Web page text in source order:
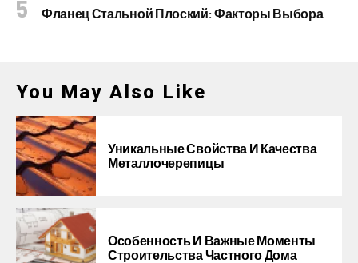
Фланец Стальной Плоский: Факторы Выбора
You May Also Like
Уникальные Свойства И Качества
Металлочерепицы
Особенность И Важные Моменты
Строительства Частного Дома